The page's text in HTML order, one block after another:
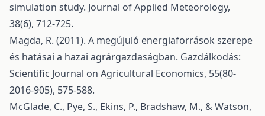
simulation study. Journal of Applied Meteorology,
38(6), 712-725.
Magda, R. (2011). A megújuló energiaforrások szerepe
és hatásai a hazai agrárgazdaságban. Gazdálkodás:
Scientific Journal on Agricultural Economics, 55(80-
2016-905), 575-588.
McGlade, C., Pye, S., Ekins, P., Bradshaw, M., & Watson,